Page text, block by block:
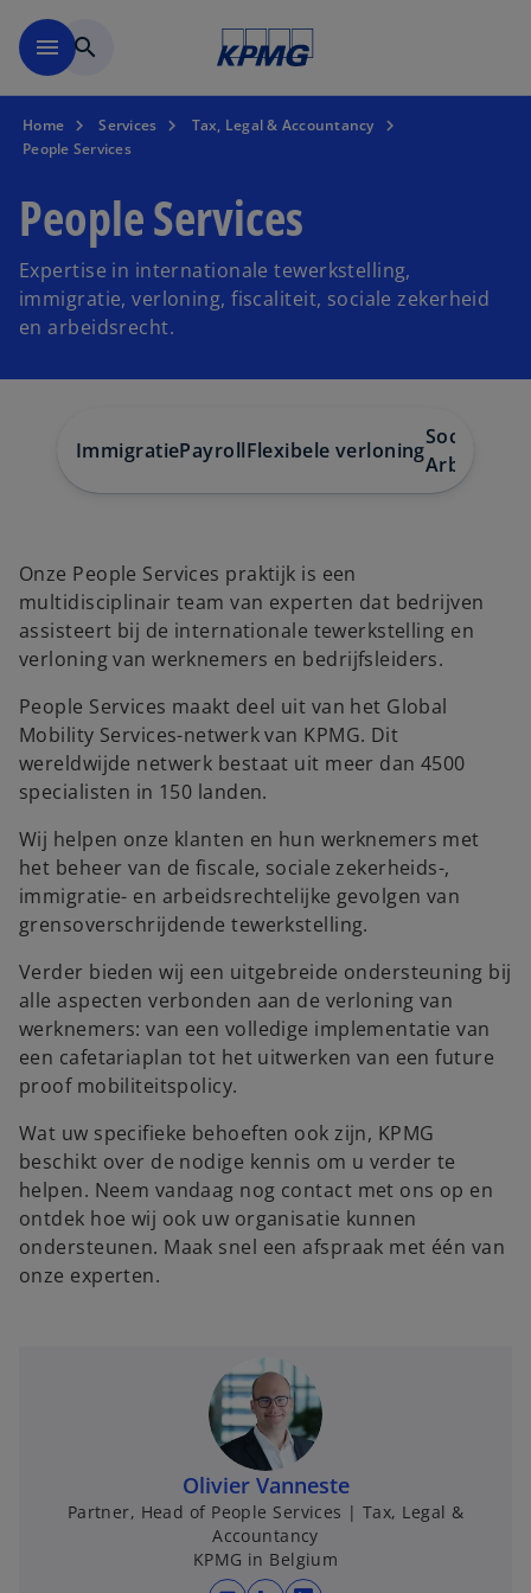
menu search
Home Services
Tax, Legal & Accountancy
People Services
People Services
Expertise in internationale tewerkstelling,
immigratie, verloning, fiscaliteit, sociale zekerheid
en arbeidsrecht.
ImmigratiePayrollFlexibele verloning
Sociale
Onze People Services praktijk is een
multidisciplinair team van experten dat bedrijven
assisteert bij de internationale tewerkstelling en
verloning van werknemers en bedrijfsleiders.
People Services maakt deel uit van het Global
Mobility Services-netwerk van KPMG. Dit
wereldwijde netwerk bestaat uit meer dan 4500
specialisten in 150 landen.
Wij helpen onze klanten en hun werknemers met
het beheer van de fiscale, sociale zekerheids-,
immigratie- en arbeidsrechtelijke gevolgen van
grensoverschrijdende tewerkstelling.
Verder bieden wij een uitgebreide ondersteuning bij
alle aspecten verbonden aan de verloning van
werknemers: van een volledige implementatie van
een cafetariaplan tot het uitwerken van een future
proof mobiliteitspolicy.
Wat uw specifieke behoeften ook zijn, KPMG
beschikt over de nodige kennis om u verder te
helpen. Neem vandaag nog contact met ons op en
ontdek hoe wij ook uw organisatie kunnen
ondersteunen. Maak snel een afspraak met één van
onze experten.
Olivier Vanneste
Partner, Head of People Services | Tax, Legal &
Accountancy
KPMG in Belgium